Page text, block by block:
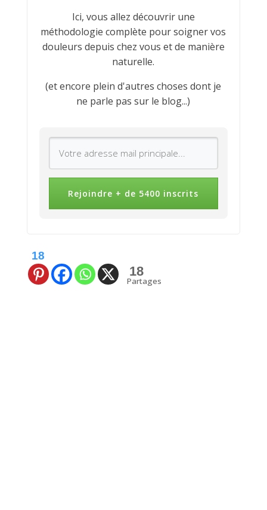
Ici, vous allez découvrir une
méthodologie complète pour soigner vos
douleurs depuis chez vous et de manière
naturelle.
(et encore plein d'autres choses dont je
ne parle pas sur le blog...)
Rejoindre + de 5400 inscrits
18
18
Partages